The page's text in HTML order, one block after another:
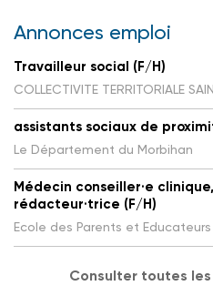
Annonces emploi
Travailleur social (F/H)
COLLECTIVITE TERRITORIALE
assistants sociaux de
Le Département du Morbihan
Médecin conseiller·e
rédacteur·trice (F/H)
Ecole des Parents et
Consulter toutes